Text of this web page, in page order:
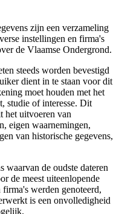
zijn een verzameling
instellingen en firma's
de Vlaamse Ondergrond.
steeds worden bevestigd
dient in te staan voor dit
moet houden met het
studie of interesse. Dit
het uitvoeren van
eigen waarnemingen,
van historische gegevens,
waarvan de oudste dateren
de meest uiteenlopende
werden genoteerd,
is een onvolledigheid